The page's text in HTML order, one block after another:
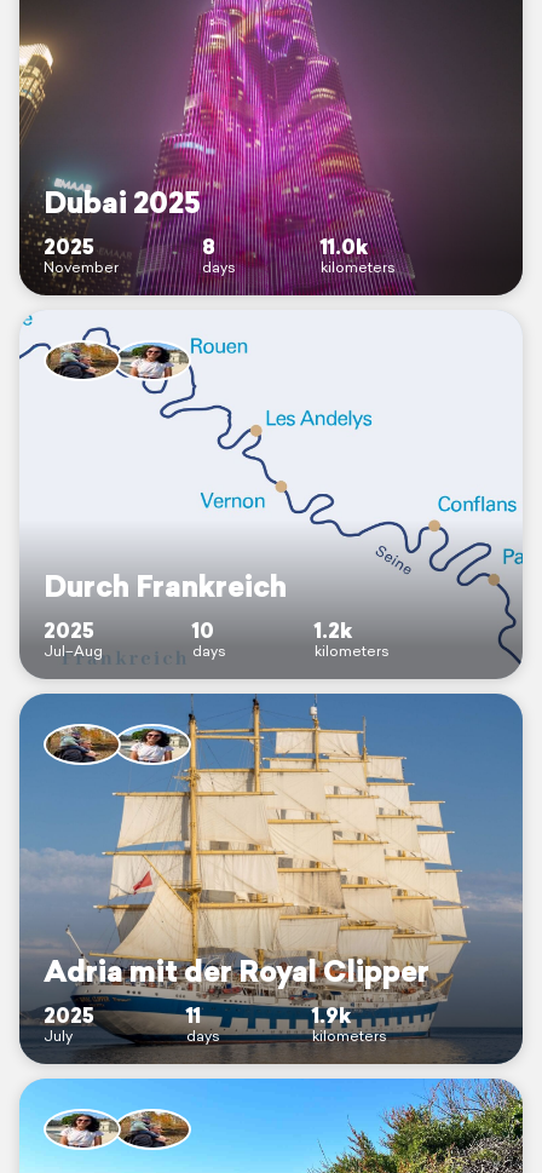
Dubai 2025
2025
November
8
days
11.0k
kilometers
Durch Frankreich
2025
Jul–Aug
10
days
1.2k
kilometers
Adria mit der Royal Clipper
2025
July
11
days
1.9k
kilometers